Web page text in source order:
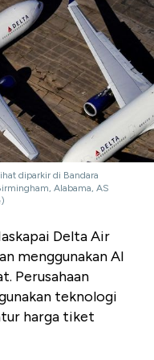
diparkir di Bandara
Alabama, AS
Delta Air
menggunakan AI
Perusahaan
teknologi
harga tiket